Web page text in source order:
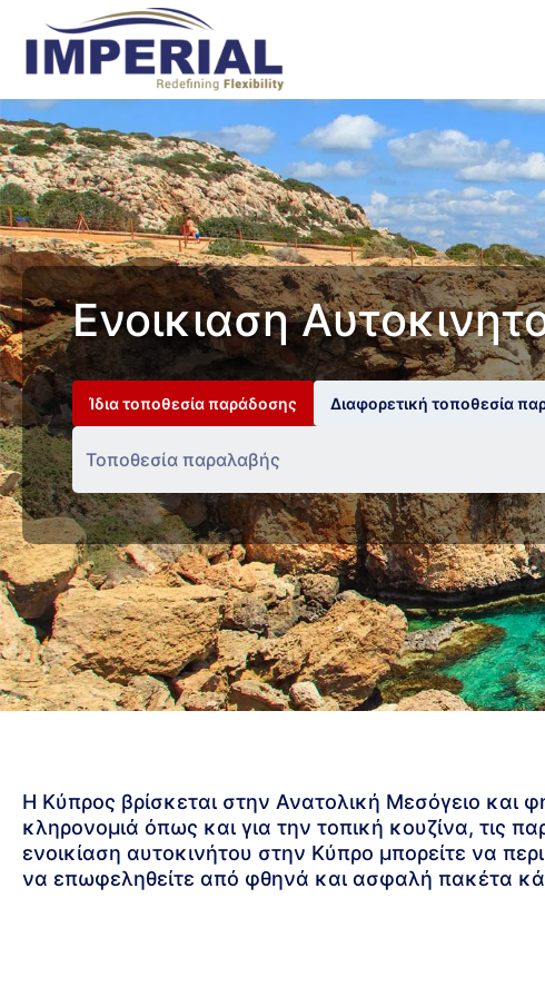
Ενοικιαση
Ίδια τοποθεσία παράδοσης Διαφορετική τοποθεσία
Η Κύπρος βρίσκεται στην Ανατολική Μεσόγειο και
κληρονομιά όπως και για την τοπική κουζίνα, τις
ενοικίαση αυτοκινήτου στην Κύπρο μπορείτε να
να επωφεληθείτε από φθηνά και ασφαλή πακέτα